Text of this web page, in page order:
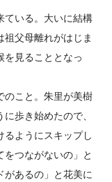
ている。大いに結構
父母離れがはじま
を見ることとなっ
こと。朱里が美樹
歩き始めたので、
るようにスキップし
つながないの」と
があるの」と花美に